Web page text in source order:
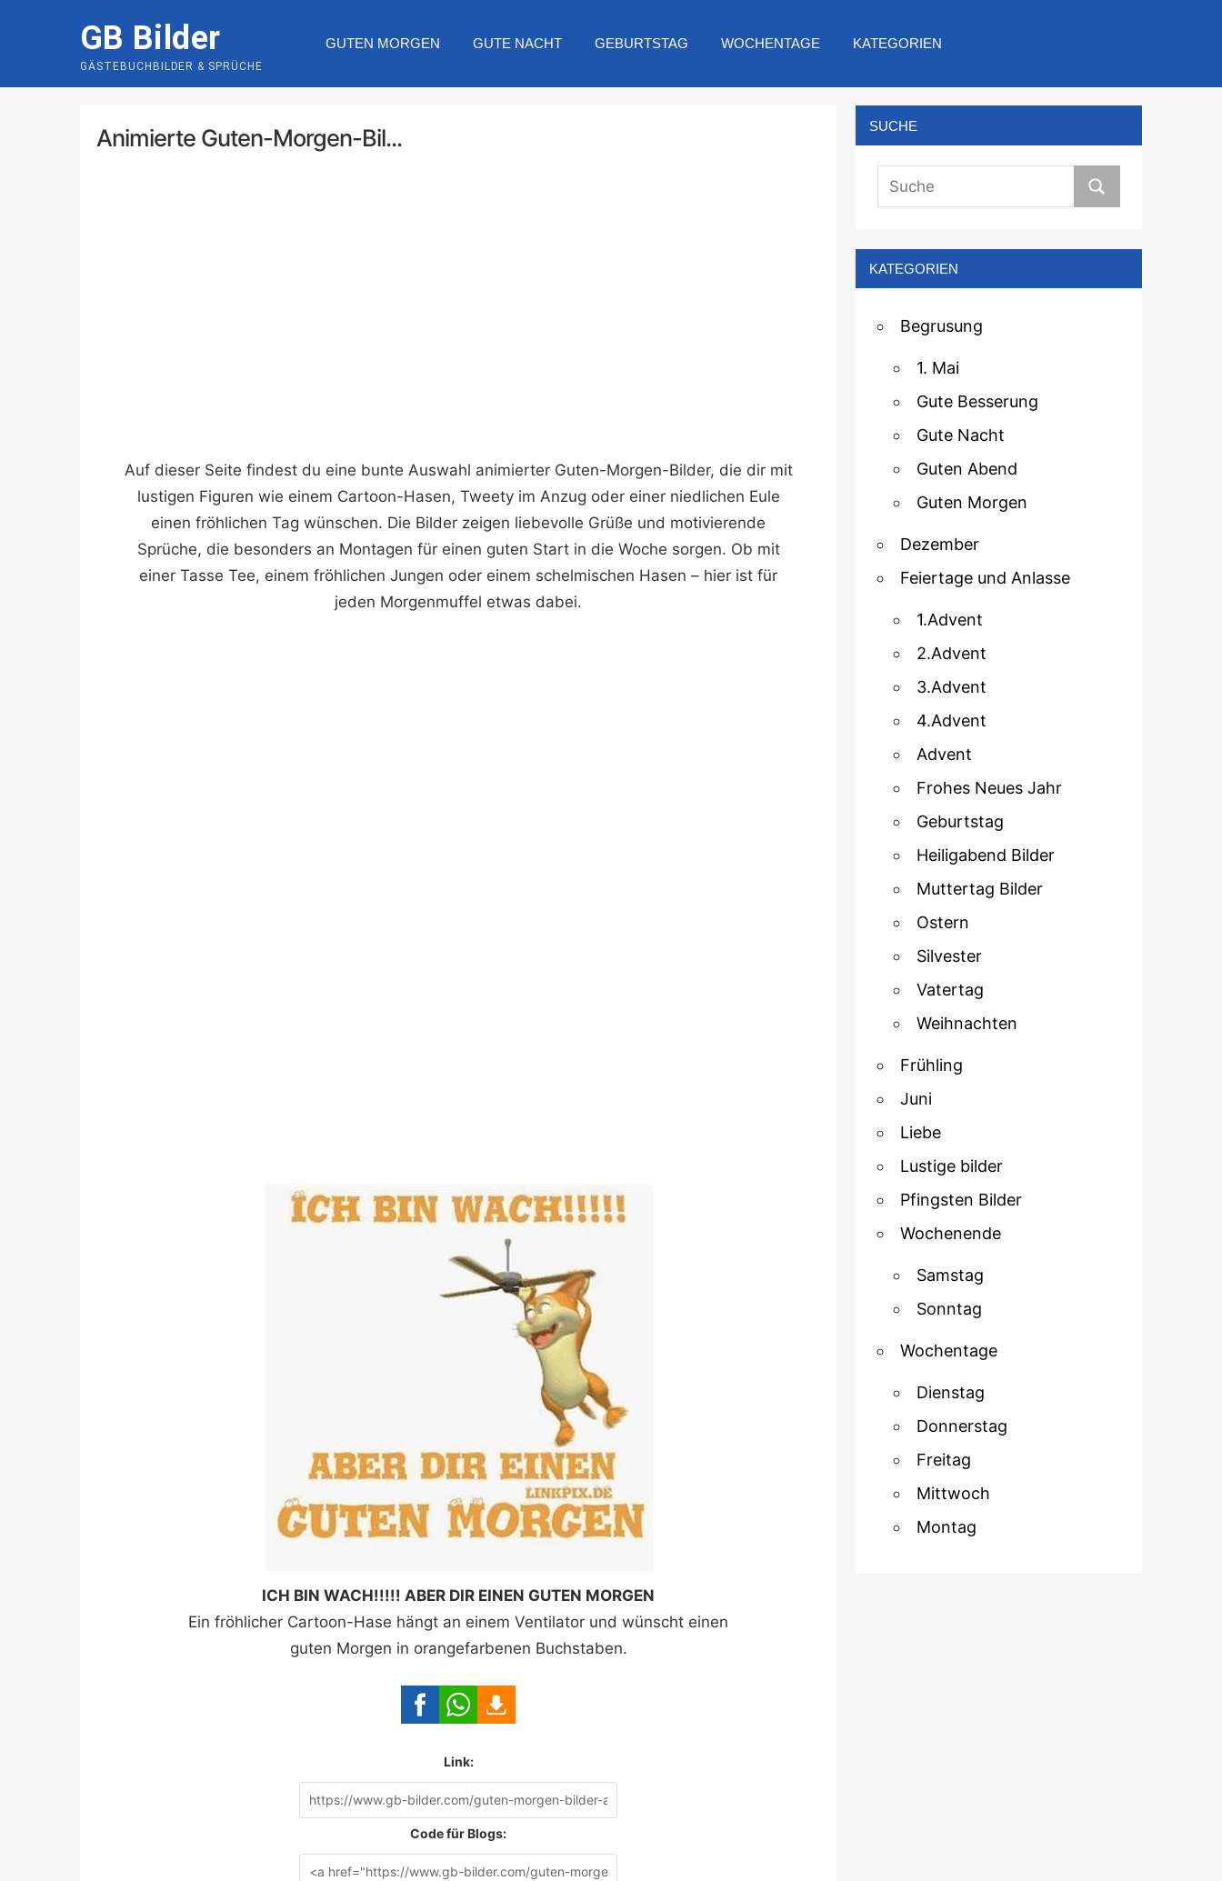
GB Bilder
GÄSTEBUCHBILDER & SPRÜCHE
GUTEN MORGEN GUTE NACHT GEBURTSTAG WOCHENTAGE KATEGORIEN
Animierte Guten-Morgen-Bil...
Auf dieser Seite findest du eine bunte Auswahl animierter Guten-Morgen-Bilder, die dir mit
lustigen Figuren wie einem Cartoon-Hasen, Tweety im Anzug oder einer niedlichen Eule
einen fröhlichen Tag wünschen. Die Bilder zeigen liebevolle Grüße und motivierende
Sprüche, die besonders an Montagen für einen guten Start in die Woche sorgen. Ob mit
einer Tasse Tee, einem fröhlichen Jungen oder einem schelmischen Hasen – hier ist für
jeden Morgenmuffel etwas dabei.
ICH BIN WACH!!!!! ABER DIR EINEN GUTEN MORGEN
Ein fröhlicher Cartoon-Hase hängt an einem Ventilator und wünscht einen
guten Morgen in orangefarbenen Buchstaben.
Link:
Code für Blogs:
SUCHE
KATEGORIEN
Begrusung
1. Mai
Gute Besserung
Gute Nacht
Guten Abend
Guten Morgen
Dezember
Feiertage und Anlasse
1.Advent
2.Advent
3.Advent
4.Advent
Advent
Frohes Neues Jahr
Geburtstag
Heiligabend Bilder
Muttertag Bilder
Ostern
Silvester
Vatertag
Weihnachten
Frühling
Juni
Liebe
Lustige bilder
Pfingsten Bilder
Wochenende
Samstag
Sonntag
Wochentage
Dienstag
Donnerstag
Freitag
Mittwoch
Montag